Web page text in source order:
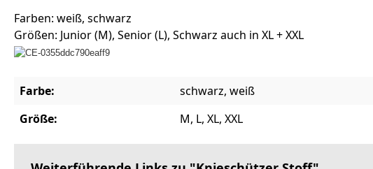
Farben: weiß, schwarz
Größen: Junior (M), Senior (L), Schwarz auch in XL + XXL
Farbe:
schwarz, weiß
Größe:
M, L, XL, XXL